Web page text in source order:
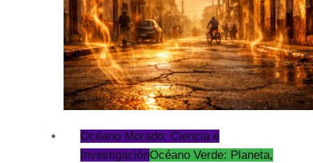
Océano Morado: Ciencia e
InvestigaciónOcéano Verde: Planeta,